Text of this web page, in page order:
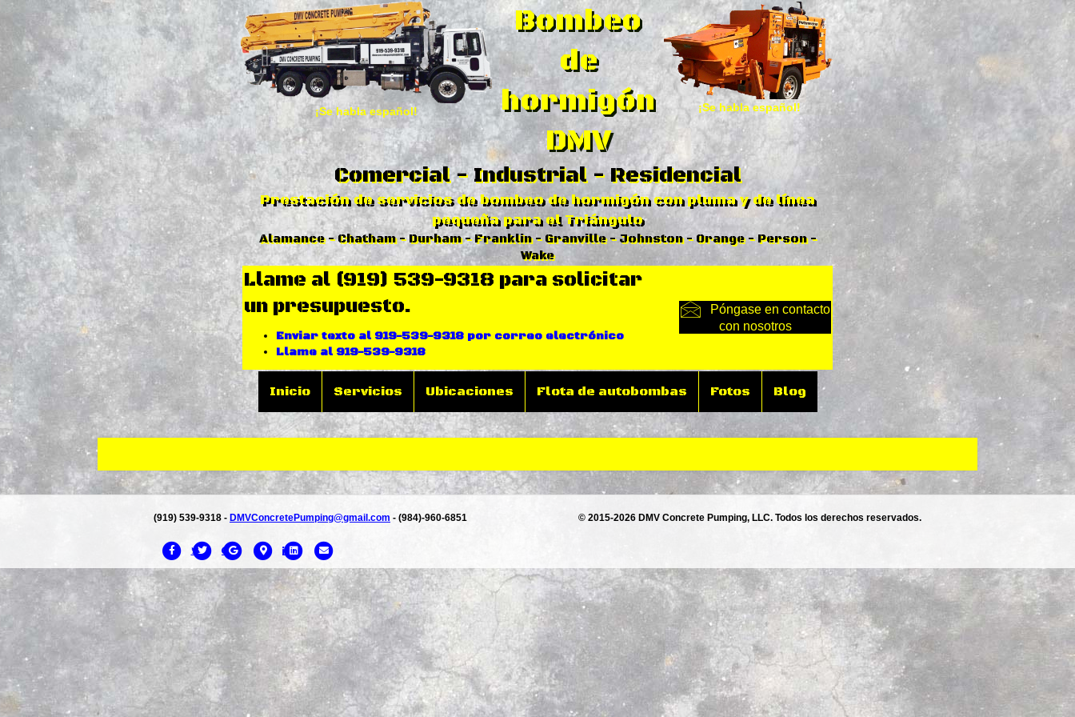
¡Se habla español!
Bombeo
de
hormigón
DMV
¡Se habla español!
Comercial - Industrial - Residencial
Prestación de servicios de bombeo de hormigón con pluma y de línea
pequeña para el Triángulo
Alamance - Chatham - Durham - Franklin - Granville - Johnston - Orange - Person -
Wake
Llame al (919) 539-9318 para solicitar
un presupuesto.
Enviar texto al 919-539-9318 por correo electrónico
Llame al 919-539-9318
Póngase en contacto
con nosotros
Inicio Servicios Ubicaciones Flota de autobombas Fotos Blog
(919) 539-9318 - DMVConcretePumping@gmail.com - (984)-960-6851
FacebookTwitterGoogleGoogle-mapsLinkedinCorreo electrónico
© 2015-2026 DMV Concrete Pumping, LLC. Todos los derechos reservados.